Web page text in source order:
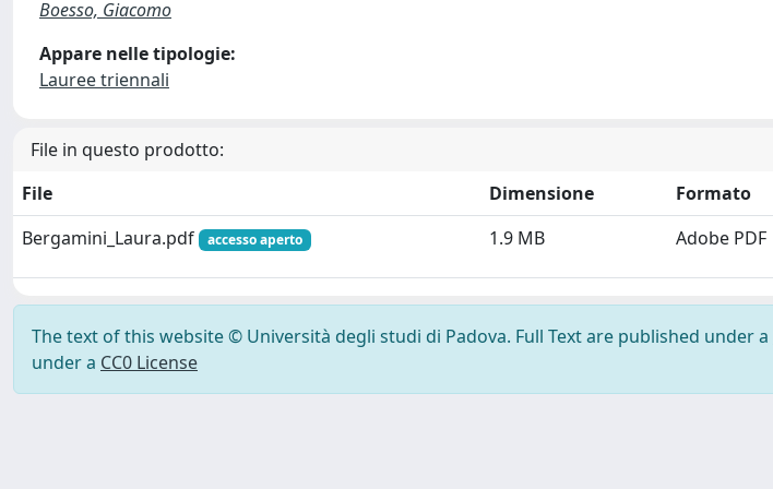
Boesso, Giacomo
Appare nelle tipologie:
Lauree triennali
File in questo prodotto:
File
Dimensione
Formato
Bergamini_Laura.pdf
accesso aperto 1.9 MB Adobe PDF
The text of this website © Università degli studi di Padova. Full Text are published under a
under a CC0 License